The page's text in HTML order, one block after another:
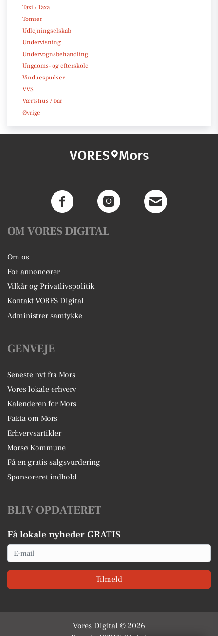
Taxi / Taxa
Tømrer
Udlejningselskab
Undervisning
Undervognsbehandling
Ungdoms- og efterskole
Vinduespudser
VVS
Værtshus / bar
Øvrige
VORES Mors
OM VORES DIGITAL
Om os
For annoncører
Vilkår og Privatlivspolitik
Kontakt VORES Digital
Administrer samtykke
GENVEJE
Seneste nyt fra Mors
Vores lokale erhverv
Kalenderen for Mors
Fakta om Mors
Erhvervsartikler
Morsø Kommune
Få en gratis salgsvurdering
Sponsoreret indhold
BLIV OPDATERET
Få lokale nyheder GRATIS
Email
Tilmeld
Vores Digital © 2026